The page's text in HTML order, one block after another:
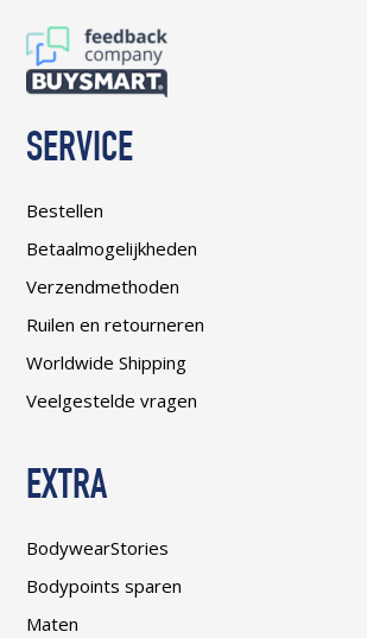
SERVICE
Bestellen
Betaalmogelijkheden
Verzendmethoden
Ruilen en retourneren
Worldwide Shipping
Veelgestelde vragen
EXTRA
BodywearStories
Bodypoints sparen
Maten